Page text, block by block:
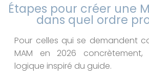
Étapes pour créer une
dans quel ordre
Pour celles qui se demandent
MAM en 2026
logique inspiré du guide.